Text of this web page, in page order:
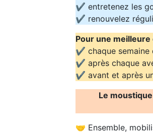
✔️ entretenez les
✔️ renouvelez
Pour une
✔️ chaque semaine
✔️ après chaque
✔️ avant et après
Le
🤝 Ensemble,